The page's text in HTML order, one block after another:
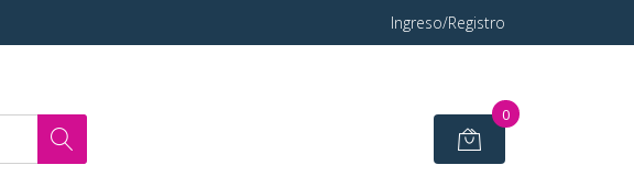
Ingreso/Registro
0